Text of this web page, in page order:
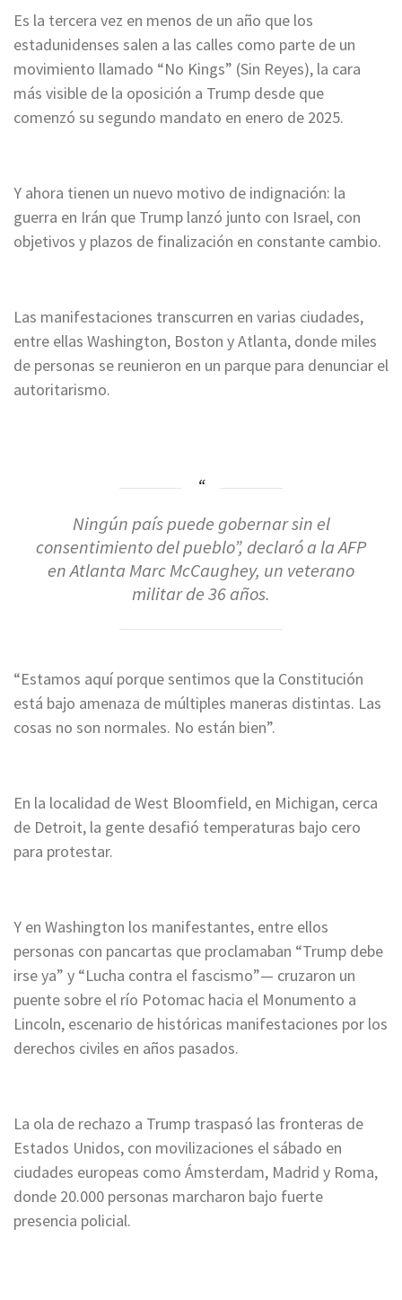
Es la tercera vez en menos de un año que los
estadunidenses salen a las calles como parte de un
movimiento llamado “No Kings” (Sin Reyes), la cara
más visible de la oposición a Trump desde que
comenzó su segundo mandato en enero de 2025.
Y ahora tienen un nuevo motivo de indignación: la
guerra en Irán que Trump lanzó junto con Israel, con
objetivos y plazos de finalización en constante cambio.
Las manifestaciones transcurren en varias ciudades,
entre ellas Washington, Boston y Atlanta, donde miles
de personas se reunieron en un parque para denunciar el
autoritarismo.
Ningún país puede gobernar sin el
consentimiento del pueblo”, declaró a la AFP
en Atlanta Marc McCaughey, un veterano
militar de 36 años.
“Estamos aquí porque sentimos que la Constitución
está bajo amenaza de múltiples maneras distintas. Las
cosas no son normales. No están bien”.
En la localidad de West Bloomfield, en Michigan, cerca
de Detroit, la gente desafió temperaturas bajo cero
para protestar.
Y en Washington los manifestantes, entre ellos
personas con pancartas que proclamaban “Trump debe
irse ya” y “Lucha contra el fascismo”— cruzaron un
puente sobre el río Potomac hacia el Monumento a
Lincoln, escenario de históricas manifestaciones por los
derechos civiles en años pasados.
La ola de rechazo a Trump traspasó las fronteras de
Estados Unidos, con movilizaciones el sábado en
ciudades europeas como Ámsterdam, Madrid y Roma,
donde 20.000 personas marcharon bajo fuerte
presencia policial.